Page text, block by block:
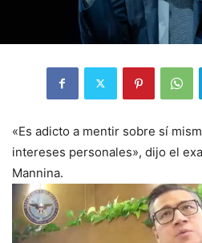
«Es adicto a mentir sobre sí
intereses personales», dijo el
Mannina.